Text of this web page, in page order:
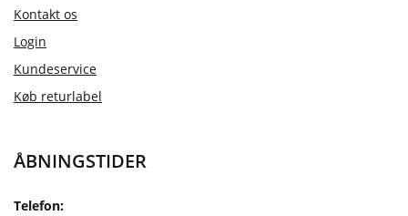
Kontakt os
Login
Kundeservice
Køb returlabel
ÅBNINGSTIDER
Telefon: